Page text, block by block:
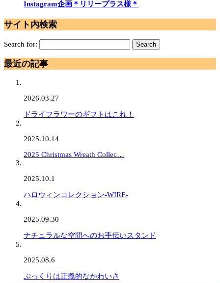
Instagram企画＊リリープラス様＊
サイト内検索
Search for:
最近の記事
2026.03.27
ドライフラワーのギフトはこれ！
2025.10.14
2025 Christmas Wreath Collec…
2025.10.1
ハロウィンコレクション-WIRE-
2025.09.30
ナチュラルな空間へのお手伝いスタンド
2025.08.6
ぷっくりは正義的なかわいさ